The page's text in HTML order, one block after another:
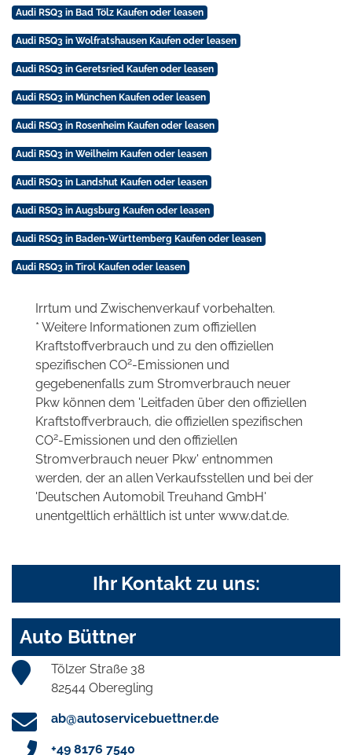
Audi RSQ3 in Bad Tölz Kaufen oder leasen
Audi RSQ3 in Wolfratshausen Kaufen oder leasen
Audi RSQ3 in Geretsried Kaufen oder leasen
Audi RSQ3 in München Kaufen oder leasen
Audi RSQ3 in Rosenheim Kaufen oder leasen
Audi RSQ3 in Weilheim Kaufen oder leasen
Audi RSQ3 in Landshut Kaufen oder leasen
Audi RSQ3 in Augsburg Kaufen oder leasen
Audi RSQ3 in Baden-Württemberg Kaufen oder leasen
Audi RSQ3 in Tirol Kaufen oder leasen
Irrtum und Zwischenverkauf vorbehalten.
* Weitere Informationen zum offiziellen
Kraftstoffverbrauch und zu den offiziellen
spezifischen CO2-Emissionen und
gegebenenfalls zum Stromverbrauch neuer
Pkw können dem 'Leitfaden über den offiziellen
Kraftstoffverbrauch, die offiziellen spezifischen
CO2-Emissionen und den offiziellen
Stromverbrauch neuer Pkw' entnommen
werden, der an allen Verkaufsstellen und bei der
'Deutschen Automobil Treuhand GmbH'
unentgeltlich erhältlich ist unter www.dat.de.
Ihr Kontakt zu uns:
Auto Büttner
Tölzer Straße 38
82544 Oberegling
ab@autoservicebuettner.de
+49 8176 7540